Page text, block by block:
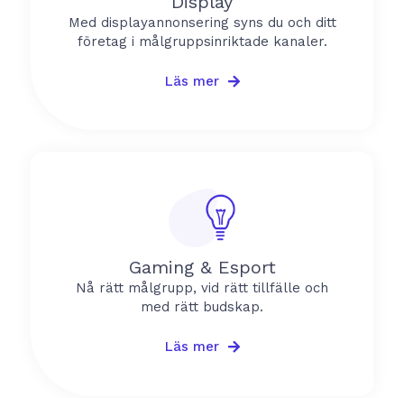
Med displayannonsering syns du och ditt
företag i målgruppsinriktade kanaler.
Läs mer
Gaming & Esport
Nå rätt målgrupp, vid rätt tillfälle och
med rätt budskap.
Läs mer